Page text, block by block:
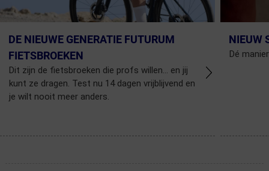
DE NIEUWE GENERATIE FUTURUM
FIETSBROEKEN
Dit zijn de fietsbroeken die profs willen... en jij
kunt ze dragen. Test nu 14 dagen vrijblijvend en
je wilt nooit meer anders.
NIEUW
Dé